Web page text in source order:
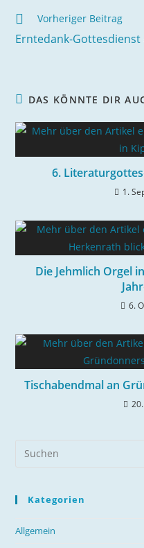
Vorheriger Beitrag
Erntedank-Gottesdienst
DAS KÖNNTE DIR
6.
1.
Die Jehmlich Orgel
6.
Tischabendmal an
Kategorien
Allgemein